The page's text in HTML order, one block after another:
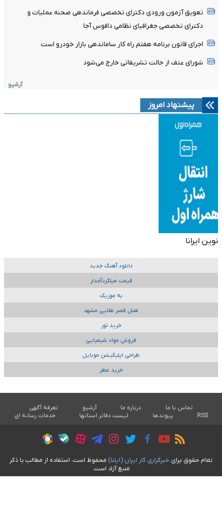
تعویق آزمون ورودی دکترای تخصصی فرماندهی صحنه عملیات و
دکترای تخصصی جغرافیای نظامی دافوس آجا
اجرای قانون برنامه هفتم راه کار ساماندهی بازار خودرو است
شورای عتف از حالت تشریفاتی خارج می‌شود
آرشیو
پیشنهاد امروز
نوین ایرانا
دانلود آهنگ جدید
قیمت میلگردآجدار
به موزیک
هتل قصر طلایی مشهد
خرید تور
فروش مواد شیمیایی
طراحی اپلیکیشن موبایل
خرید عطر
تماس با ما درباره ما آرشیو
تعرفه آگهی
RSS
پیوندها لیست دفاتر استانها خدمات رسانه ای
تمام حقوق برای خبرگزاری کار ايران (ايلنا) محفوظ است. استفاده از مطالب با ذکر
منبع آزاد است.